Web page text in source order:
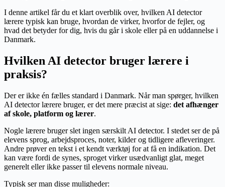
I denne artikel får du et klart overblik over, hvilken AI detector
lærere typisk kan bruge, hvordan de virker, hvorfor de fejler, og
hvad det betyder for dig, hvis du går i skole eller på en uddannelse i
Danmark.
Hvilken AI detector bruger lærere i
praksis?
Der er ikke én fælles standard i Danmark. Når man spørger, hvilken
AI detector lærere bruger, er det mere præcist at sige: det afhænger
af skole, platform og lærer.
Nogle lærere bruger slet ingen særskilt AI detector. I stedet ser de på
elevens sprog, arbejdsproces, noter, kilder og tidligere afleveringer.
Andre prøver en tekst i et kendt værktøj for at få en indikation. Det
kan være fordi de synes, sproget virker usædvanligt glat, meget
generelt eller ikke passer til elevens normale niveau.
Typisk ser man disse muligheder: